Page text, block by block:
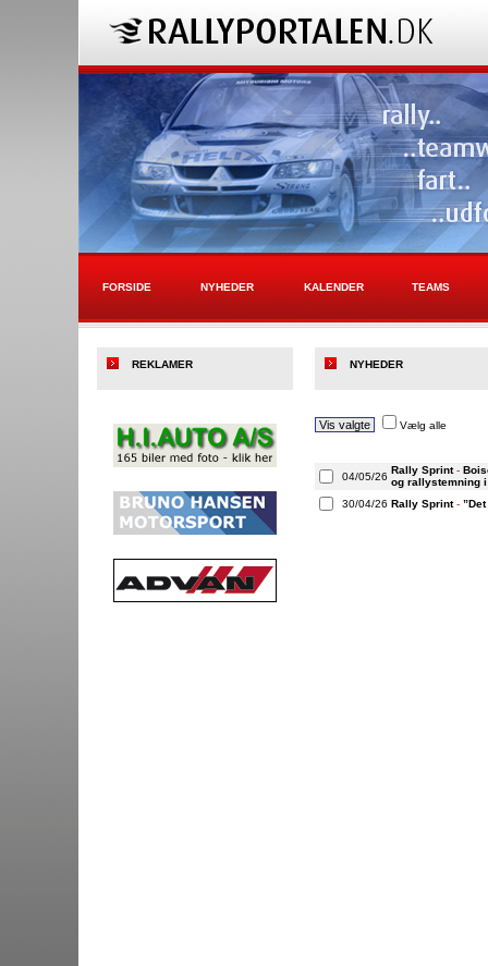
FORSIDE NYHEDER KALENDER TEAMS
NYHEDER
Vælg alle
04/05/26
Rally Sprint-
og rallystemning
30/04/26 Rally Sprint-
REKLAMER